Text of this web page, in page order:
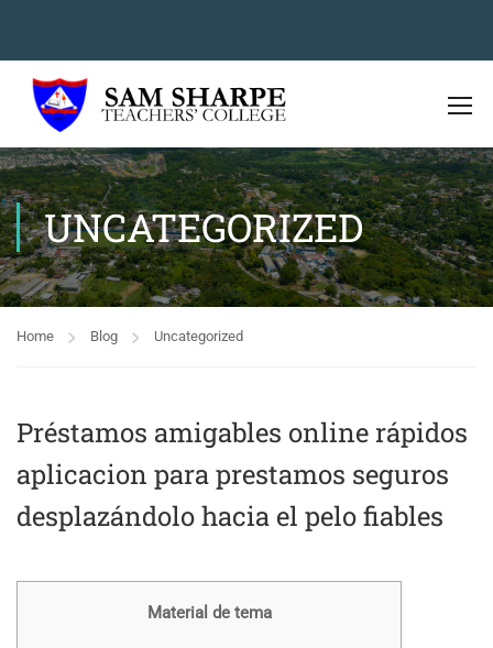
UNCATEGORIZED
Home Blog Uncategorized
Préstamos amigables online rápidos
aplicacion para prestamos seguros
desplazándolo hacia el pelo fiables
Material de tema